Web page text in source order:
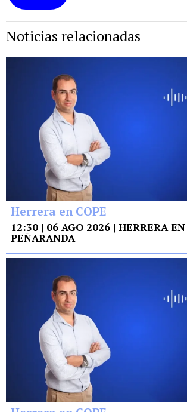
Noticias relacionadas
Herrera en COPE
12:30 | 06 AGO 2026 | HERRERA
PEÑARANDA